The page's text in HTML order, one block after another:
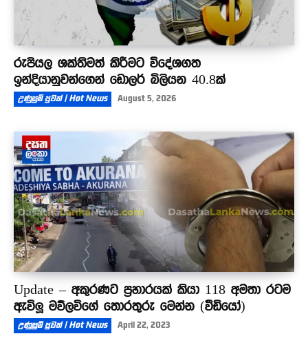
රුපියල ශක්තිමත් කිරීමට විදේශගත
ඉන්දියානුවන්ගෙන් ඩොලර් බිලියන 40.8ක්
උණුසුම් පුවත් | Hot News August 5, 2026
Update – අකුරණට ප්‍රහාරයක් කියා 118 අමතා රටම
ඇවිලූ මව්ලවිගේ තොරතුරු මෙන්න (වීඩියෝ)
උණුසුම් පුවත් | Hot News April 22, 2023